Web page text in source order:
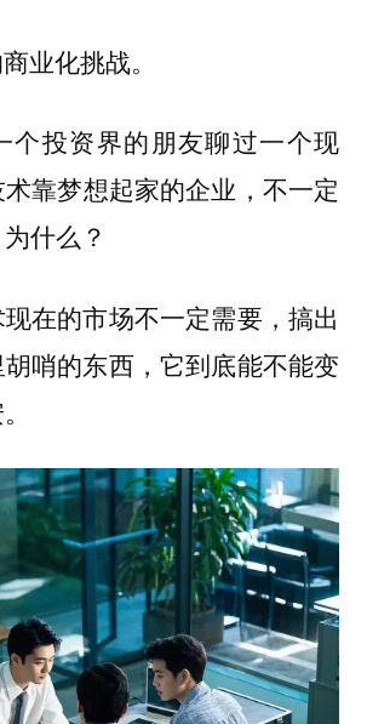
业化挑战。
个投资界的朋友聊过一个现
靠梦想起家的企业，不一定
什么？
在的市场不一定需要，搞出
哨的东西，它到底能不能变